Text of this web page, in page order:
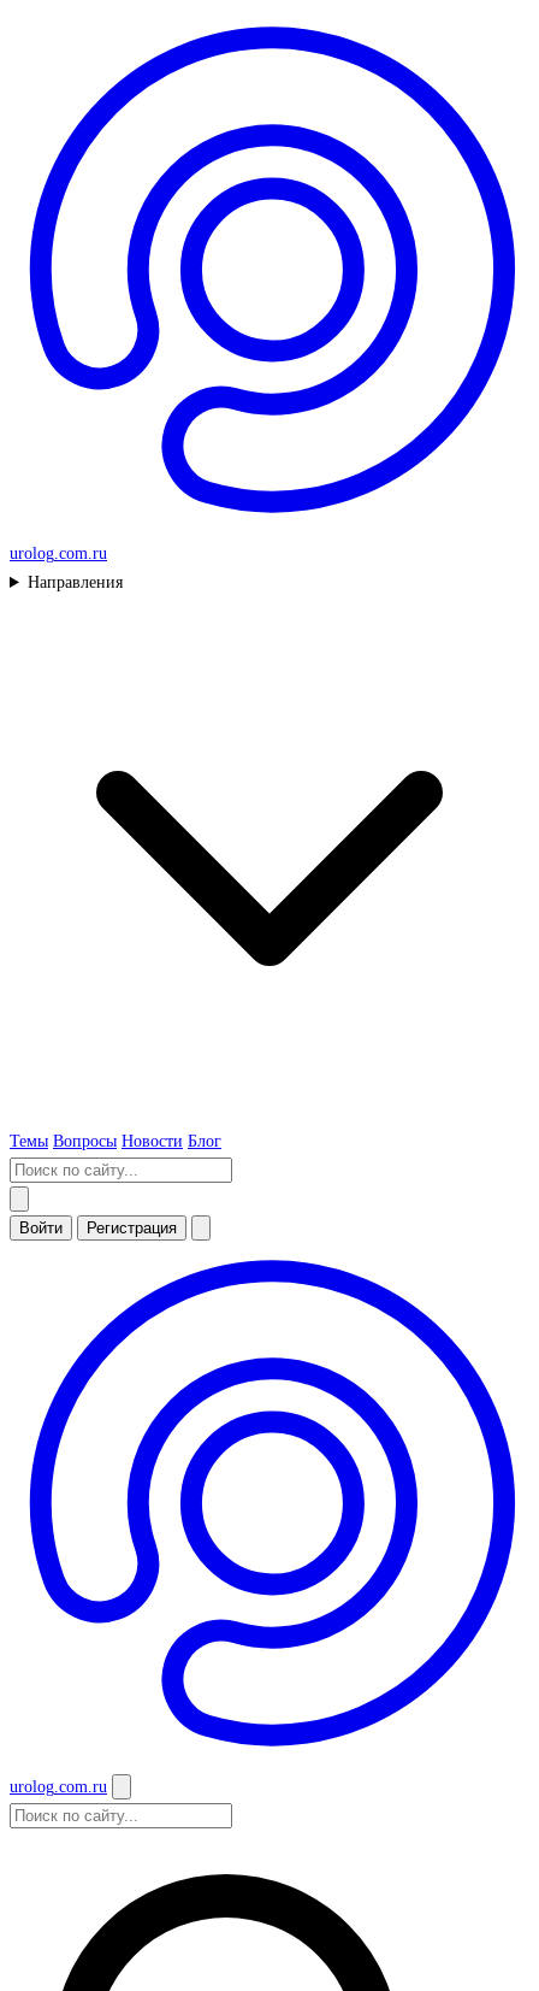
urolog.com.ru
Направления
Темы Вопросы Новости Блог
Войти Регистрация
urolog.com.ru